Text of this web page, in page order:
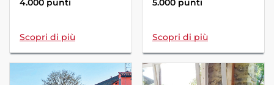
4.000 punti
Scopri di più
5.000 punti
Scopri di più